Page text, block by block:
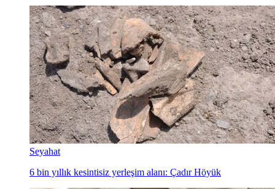
Seyahat
6 bin yıllık kesintisiz yerleşim alanı: Çadır Höyük